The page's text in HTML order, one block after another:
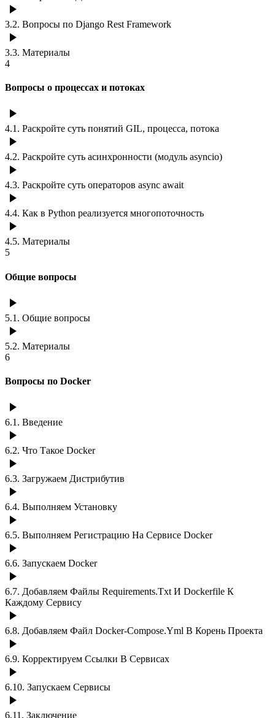
3.2. Вопросы по Django Rest Framework
3.3. Материалы
4
Вопросы о процессах и потоках
4.1 . Раскройте суть понятий GIL, процесса, потока
4.2. Раскройте суть асинхронности (модуль asyncio)
4.3. Раскройте суть операторов async await
4.4. Как в Python реализуется многопоточность
4.5. Материалы
5
Общие вопросы
5.1 . Общие вопросы
5.2. Материалы
6
Вопросы по Docker
6.1. Введение
6.2. Что Такое Docker
6.3. Загружаем Дистрибутив
6.4. Выполняем Установку
6.5. Выполняем Регистрацию На Сервисе Docker
6.6. Запускаем Docker
6.7. Добавляем Файлы Requirements.Txt И Dockerfile К
Каждому Сервису
6.8. Добавляем Файл Docker-Compose.Yml В Корень Проекта
6.9. Корректируем Ссылки В Сервисах
6.10. Запускаем Сервисы
6.11. Заключение